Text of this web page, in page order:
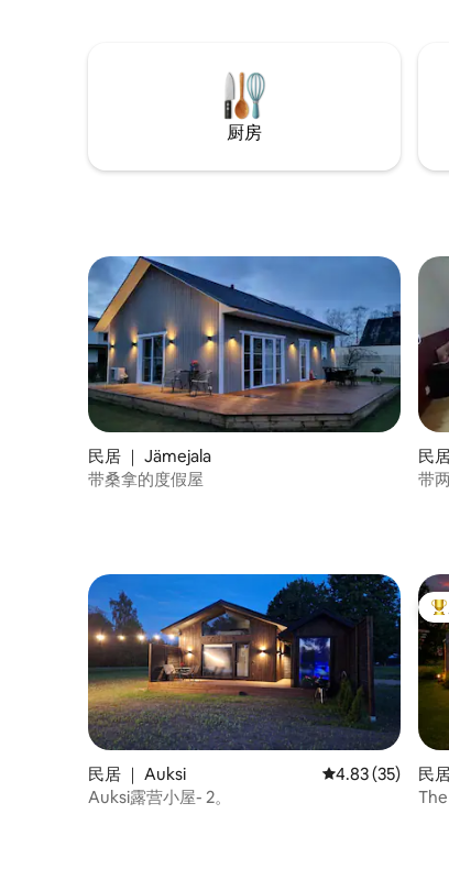
厨房
民居 ｜ Jämejala
带桑拿的度假屋
民
带
民居 ｜ Auksi 平均评分 4.83 分
4.83 (35)
Auksi露营小屋- 2。
民